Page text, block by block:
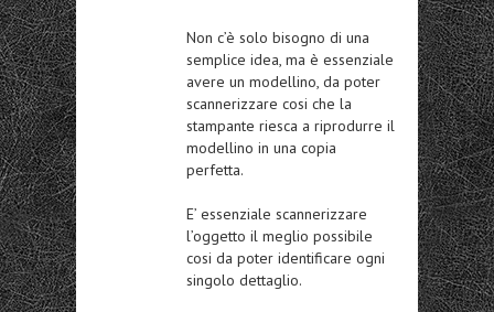
Non c’è solo bisogno di una
semplice idea, ma è essenziale
avere un modellino, da poter
scannerizzare cosi che la
stampante riesca a riprodurre il
modellino in una copia
perfetta.
E’ essenziale scannerizzare
l’oggetto il meglio possibile
cosi da poter identificare ogni
singolo dettaglio.